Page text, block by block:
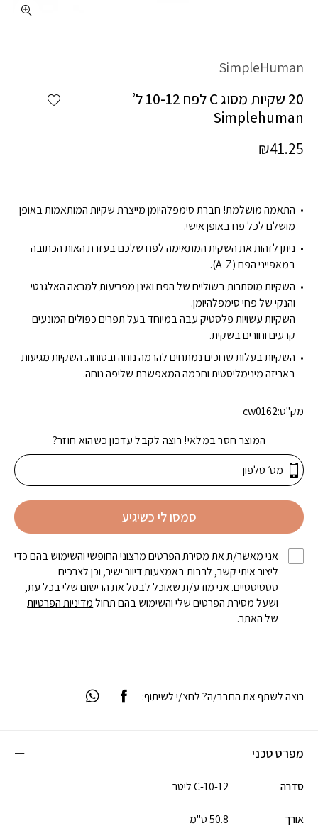
SimpleHuman
wishlist
20 שקיות מסוג C לפח 10-12 ל’
Simplehuman
₪41.25
התאמה מושלמת! חברת סימפלהיומן מייצרת שקיות המותאמות באופן
מושלם לכל פח באופן אישי.
ניתן לזהות את השקית המתאימה לפח שלכם בעזרת האות הכתובה
במאפייני הפח (A-Z).
השקיות מוסתרות בשוליים של הפח ואינן מפריעות למראה האלגנטי
והנקי של פחי סימפלהיומן.
השקיות עשויות פלסטיק עבה במיוחד בעל תפרים כפולים המונעים
קרעים וחורים בשקית.
השקיות בעלות שרוכים נמתחים להרמה נוחה ובטוחה. השקיות מגיעות
באריזה מינימליסטית וחכמה המאפשרת שליפה נוחה.
מק"ט:cw0162
המוצר חסר במלאי! רוצה לקבל עדכון כשהוא חוזר?
סמסו לי כשיגיע
אני מאשר/ת את מסירת הפרטים מרצוני החופשי והשימוש בהם כדי
ליצור איתי קשר, לרבות באמצעות דיוור ישיר, וכן לצרכים
סטטיסטיים. אני מודע/ת שאוכל לבטל את הרישום שלי בכל עת,
ושעל מסירת הפרטים שלי והשימוש בהם תחולמדיניות הפרטיות
של האתר.
מפרט טכני
סדרה C-10-12 ליטר
אורך 50.8 ס"מ
רוצה לשתף את החבר/ה? לחצ/י לשיתוף: